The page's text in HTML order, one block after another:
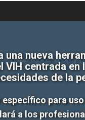
una nueva
VIH centrada en
de la
específico para
a los